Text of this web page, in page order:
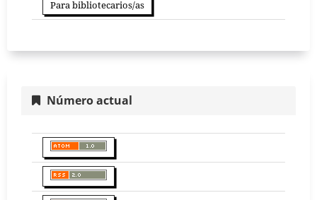
Para bibliotecarios/as
Número actual